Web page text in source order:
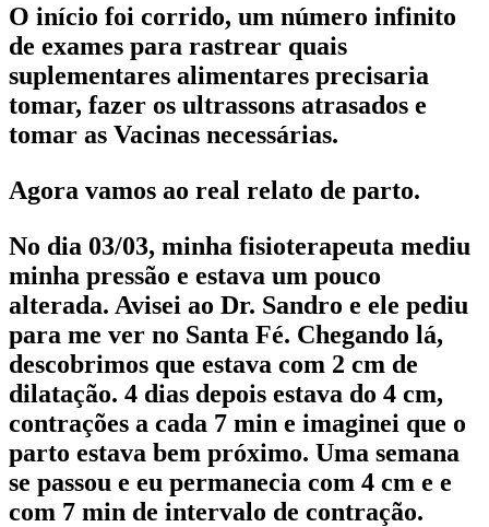
O início foi corrido, um número infinito
de exames para rastrear quais
suplementares alimentares precisaria
tomar, fazer os ultrassons atrasados e
tomar as Vacinas necessárias.
Agora vamos ao real relato de parto.
No dia 03/03, minha fisioterapeuta mediu
minha pressão e estava um pouco
alterada. Avisei ao Dr. Sandro e ele pediu
para me ver no Santa Fé. Chegando lá,
descobrimos que estava com 2 cm de
dilatação. 4 dias depois estava do 4 cm,
contrações a cada 7 min e imaginei que o
parto estava bem próximo. Uma semana
se passou e eu permanecia com 4 cm e e
com 7 min de intervalo de contração.